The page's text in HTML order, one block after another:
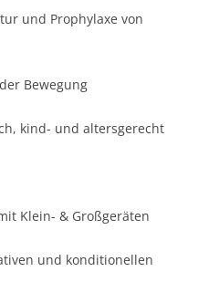
und Prophylaxe von
Bewegung
kind- und altersgerecht
Klein- & Großgeräten
und konditionellen